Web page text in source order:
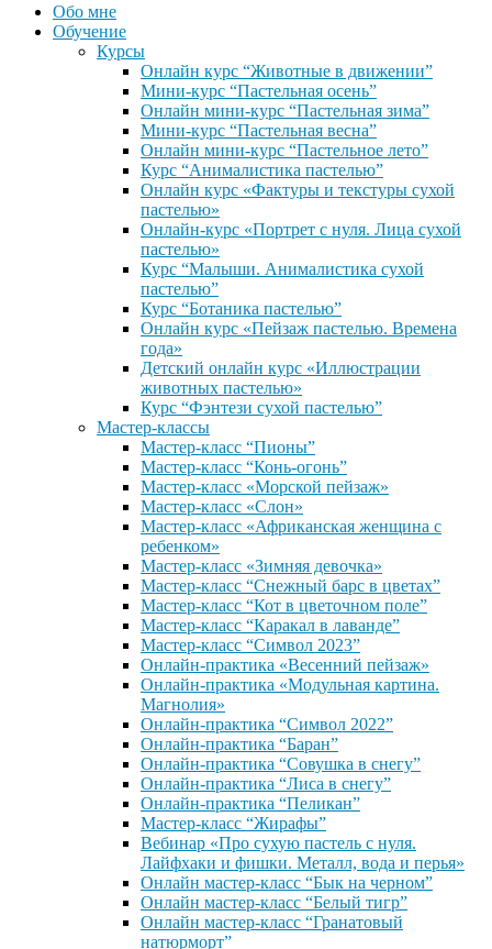
Обо мне
Обучение
Курсы
Онлайн курс “Животные в движении”
Мини-курс “Пастельная осень”
Онлайн мини-курс “Пастельная зима”
Мини-курс “Пастельная весна”
Онлайн мини-курс “Пастельное лето”
Курс “Анималистика пастелью”
Онлайн курс «Фактуры и текстуры сухой
пастелью»
Онлайн-курс «Портрет с нуля. Лица сухой
пастелью»
Курс “Малыши. Анималистика сухой
пастелью”
Курс “Ботаника пастелью”
Онлайн курс «Пейзаж пастелью. Времена
года»
Детский онлайн курс «Иллюстрации
животных пастелью»
Курс “Фэнтези сухой пастелью”
Мастер-классы
Мастер-класс “Пионы”
Мастер-класс “Конь-огонь”
Мастер-класс «Морской пейзаж»
Мастер-класс «Слон»
Мастер-класс «Африканская женщина с
ребенком»
Мастер-класс «Зимняя девочка»
Мастер-класс “Снежный барс в цветах”
Мастер-класс “Кот в цветочном поле”
Мастер-класс “Каракал в лаванде”
Мастер-класс “Символ 2023”
Онлайн-практика «Весенний пейзаж»
Онлайн-практика «Модульная картина.
Магнолия»
Онлайн-практика “Символ 2022”
Онлайн-практика “Баран”
Онлайн-практика “Совушка в снегу”
Онлайн-практика “Лиса в снегу”
Онлайн-практика “Пеликан”
Мастер-класс “Жирафы”
Вебинар «Про сухую пастель с нуля.
Лайфхаки и фишки. Металл, вода и перья»
Онлайн мастер-класс “Бык на черном”
Онлайн мастер-класс “Белый тигр”
Онлайн мастер-класс “Гранатовый
натюрморт”